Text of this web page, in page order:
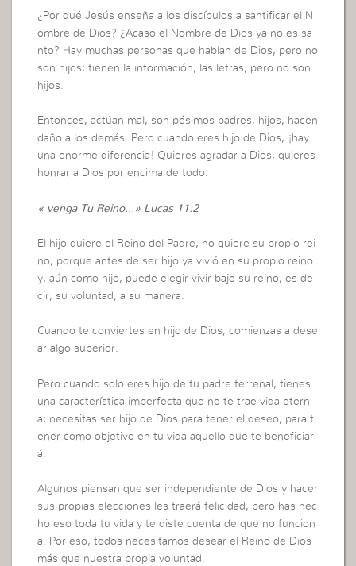
¿Por qué Jesús enseña a los discípulos a santificar el N
ombre de Dios? ¿Acaso el Nombre de Dios ya no es sa
nto? Hay muchas personas que hablan de Dios, pero no
son hijos; tienen la información, las letras, pero no son
hijos.
Entonces, actúan mal, son pésimos padres, hijos, hacen
daño a los demás. Pero cuando eres hijo de Dios, ¡hay
una enorme diferencia! Quieres agradar a Dios, quieres
honrar a Dios por encima de todo.
« venga Tu Reino…» Lucas 11:2
El hijo quiere el Reino del Padre, no quiere su propio rei
no, porque antes de ser hijo ya vivió en su propio reino
y, aún como hijo, puede elegir vivir bajo su reino, es de
cir, su voluntad, a su manera.
Cuando te conviertes en hijo de Dios, comienzas a dese
ar algo superior.
Pero cuando solo eres hijo de tu padre terrenal, tienes
una característica imperfecta que no te trae vida etern
a; necesitas ser hijo de Dios para tener el deseo, para t
ener como objetivo en tu vida aquello que te beneficiar
á.
Algunos piensan que ser independiente de Dios y hacer
sus propias elecciones les traerá felicidad, pero has hec
ho eso toda tu vida y te diste cuenta de que no funcion
a. Por eso, todos necesitamos desear el Reino de Dios
más que nuestra propia voluntad.